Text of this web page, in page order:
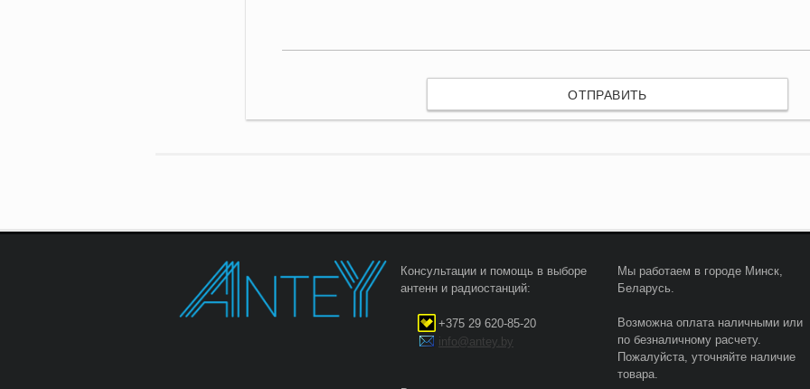
Консультации и помощь в выборе
антенн и радиостанций:
+375 29 620-85-20
info@antey.by
Мы работаем в городе Минск,
Беларусь.
Возможна оплата наличными или
по безналичному расчету.
Пожалуйста, уточняйте наличие
товара.